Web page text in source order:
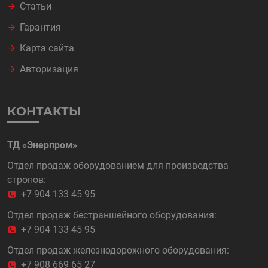
Статьи
Гарантия
Карта сайта
Авторизация
КОНТАКТЫ
ТД «Энерпром»
Отдел продаж оборудованием для производства
стропов:
+7 904 133 45 95
Отдел продаж бестраншейного оборудования:
+7 904 133 45 95
Отдел продаж железнодорожного оборудования:
+7 908 669 65 27